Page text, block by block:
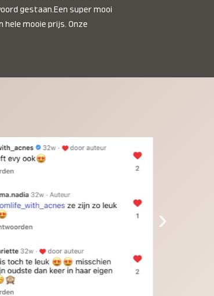
gestaan.Een super mooi
hele mooie prijs. Onze
›